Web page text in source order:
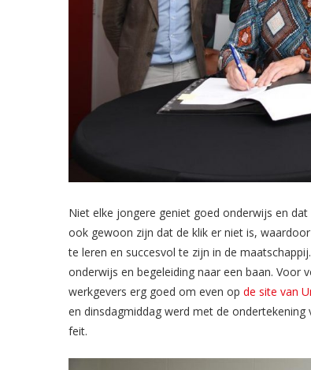
Niet elke jongere geniet goed onderwijs en
ook gewoon zijn dat de klik er niet is,
te leren en succesvol te zijn in de
onderwijs en begeleiding naar een baan.
werkgevers erg goed om even op de site van
en dinsdagmiddag werd met de
feit.